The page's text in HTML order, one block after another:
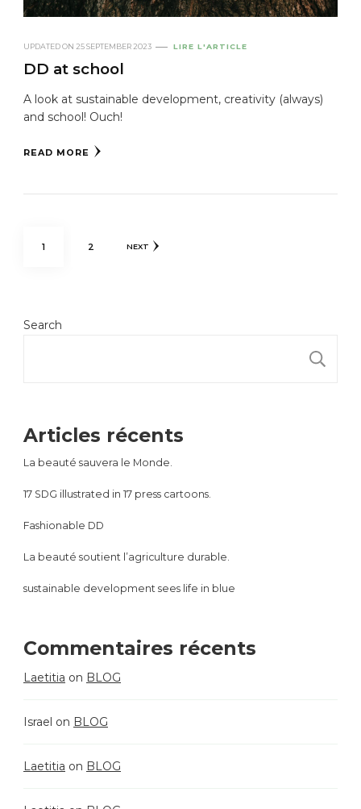
UPDATED ON 25 SEPTEMBER 2023 LIRE L'ARTICLE
DD at school
A look at sustainable development, creativity (always)
and school! Ouch!
READ MORE
Posts
PAGE
1 PAGE
2 NEXT
Search
Articles récents
La beauté sauvera le Monde.
17 SDG illustrated in 17 press cartoons.
Fashionable DD
La beauté soutient l’agriculture durable.
sustainable development sees life in blue
Commentaires récents
Laetitia on BLOG
Israel on BLOG
Laetitia on BLOG